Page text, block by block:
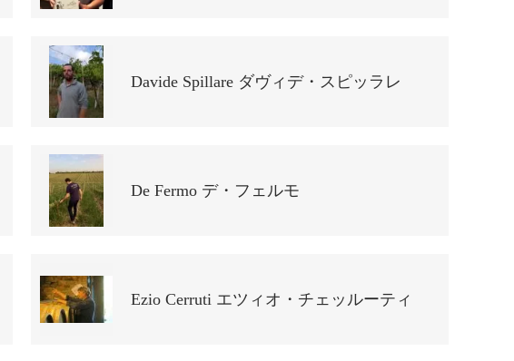
Davide Spillare ダヴィデ・スピッラレ
De Fermo デ・フェルモ
Ezio Cerruti エツィオ・チェッルーティ